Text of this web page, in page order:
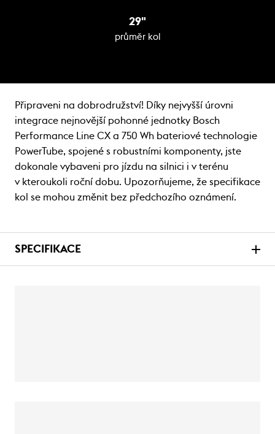
29"
průměr kol
Připraveni na dobrodružství! Díky nejvyšší úrovni
integrace nejnovější pohonné jednotky Bosch
Performance Line CX a 750 Wh bateriové technologie
PowerTube, spojené s robustními komponenty, jste
dokonale vybaveni pro jízdu na silnici i v terénu
v kteroukoli roční dobu. Upozorňujeme, že specifikace
kol se mohou změnit bez předchozího oznámení.
SPECIFIKACE